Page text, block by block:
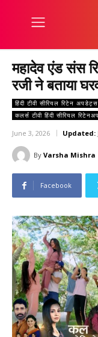
महादेव एंड संस
रजी ने बताया
हिंदी टीवी सीरियल रिटेन
कलर्स टीवी हिंदी सीरियल
June 3, 2026 Updated:
By Varsha Mishra
Facebook